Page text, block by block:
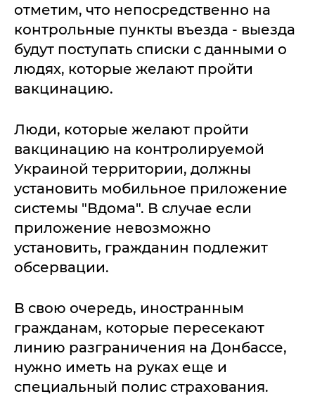
отметим, что непосредственно на
контрольные пункты въезда - выезда
будут поступать списки с данными о
людях, которые желают пройти
вакцинацию.
Люди, которые желают пройти
вакцинацию на контролируемой
Украиной территории, должны
установить мобильное приложение
системы "Вдома". В случае если
приложение невозможно
установить, гражданин подлежит
обсервации.
В свою очередь, иностранным
гражданам, которые пересекают
линию разграничения на Донбассе,
нужно иметь на руках еще и
специальный полис страхования.